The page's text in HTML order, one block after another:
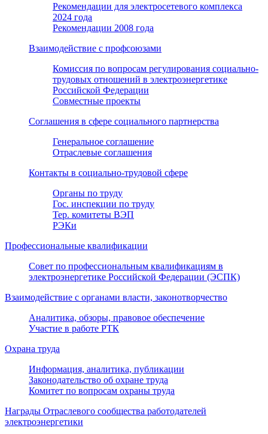
Рекомендации для электросетевого комплекса
2024 года
Рекомендации 2008 года
Взаимодействие с профсоюзами
Комиссия по вопросам регулирования социально-
трудовых отношений в электроэнергетике
Российской Федерации
Совместные проекты
Соглашения в сфере социального партнерства
Генеральное соглашение
Отраслевые соглашения
Контакты в социально-трудовой сфере
Органы по труду
Гос. инспекции по труду
Тер. комитеты ВЭП
РЭКи
Профессиональные квалификации
Совет по профессиональным квалификациям в
электроэнергетике Российской Федерации (ЭСПК)
Взаимодействие с органами власти, законотворчество
Аналитика, обзоры, правовое обеспечение
Участие в работе РТК
Охрана труда
Информация, аналитика, публикации
Законодательство об охране труда
Комитет по вопросам охраны труда
Награды Отраслевого сообщества работодателей
электроэнергетики